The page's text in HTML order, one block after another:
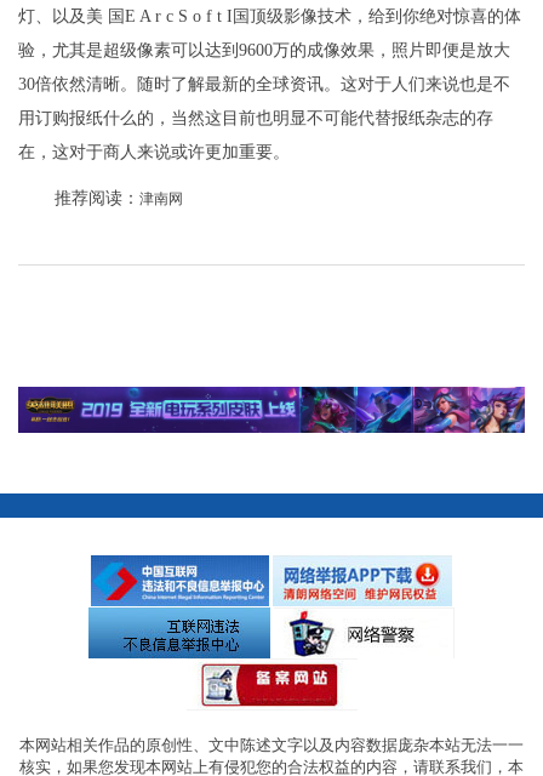
灯、以及美 国E A r c S o f t I国顶级影像技术，给到你绝对惊喜的体
验，尤其是超级像素可以达到9600万的成像效果，照片即便是放大
30倍依然清晰。随时了解最新的全球资讯。这对于人们来说也是不
用订购报纸什么的，当然这目前也明显不可能代替报纸杂志的存
在，这对于商人来说或许更加重要。
推荐阅读： 津南网
本网站相关作品的原创性、文中陈述文字以及内容数据庞杂本站无法一一
核实，如果您发现本网站上有侵犯您的合法权益的内容，请联系我们，本